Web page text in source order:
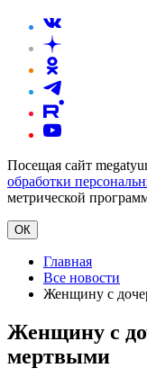
Посещая сайт
обработки
метрической
ОК
Главная
Все новости
Женщину с
Женщину с
мертвыми